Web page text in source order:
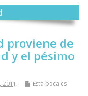
proviene de
y el pésimo
2011
Esta boca es